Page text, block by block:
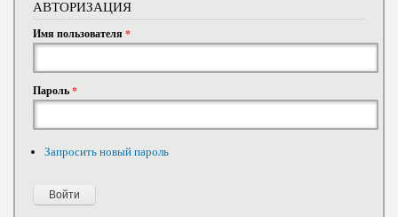
АВТОРИЗАЦИЯ
Имя пользователя *
Пароль*
Запросить новый пароль